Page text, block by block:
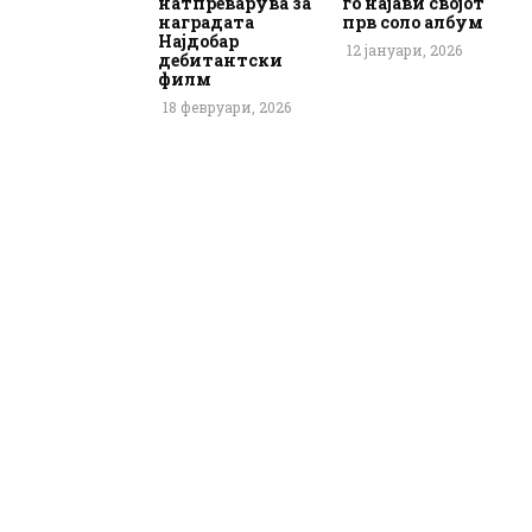
наградата
Најдобар
дебитантски
филм
18 февруари, 2026
прв соло албум
12 јануари, 2026